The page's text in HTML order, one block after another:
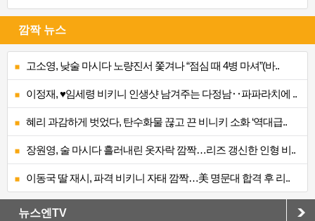
깜짝 뉴스
고소영, 낮술 마시다 노량진서 쫓겨나 “점심 때 4병 마셔”(바..
이정재, ♥임세령 비키니 인생샷 남겨주는 다정남‥파파라치에 ..
혜리 과감하게 벗었다, 탄수화물 끊고 끈 비니키 소화 ‘역대급..
장원영, 술 마시다 흘러내린 옷자락 깜짝…리즈 갱신한 인형 비..
이동국 딸 재시, 파격 비키니 자태 깜짝…美 명문대 합격 후 리..
뉴스엔TV